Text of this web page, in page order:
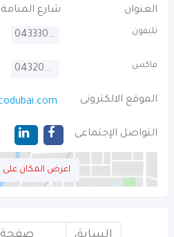
العنوان شارع المنامة
تليفون 043330303
فاكس 043200188
الموقع الالكترونى
التواصل الإجتماعى
اعرض المكان على